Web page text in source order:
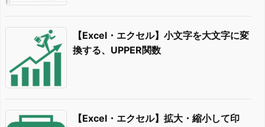
【Excel・エクセル】小文字を大文字に変
換する、UPPER関数
【Excel・エクセル】拡大・縮小して印